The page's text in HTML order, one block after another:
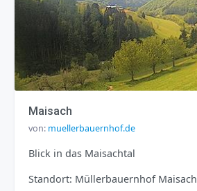
Maisach
von: muellerbauernhof.de
Blick in das Maisachtal
Standort: Müllerbauernhof Maisach